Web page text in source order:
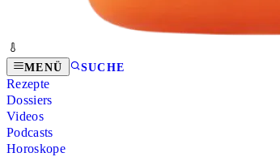
MENÜ SUCHE
Rezepte
Dossiers
Videos
Podcasts
Horoskope